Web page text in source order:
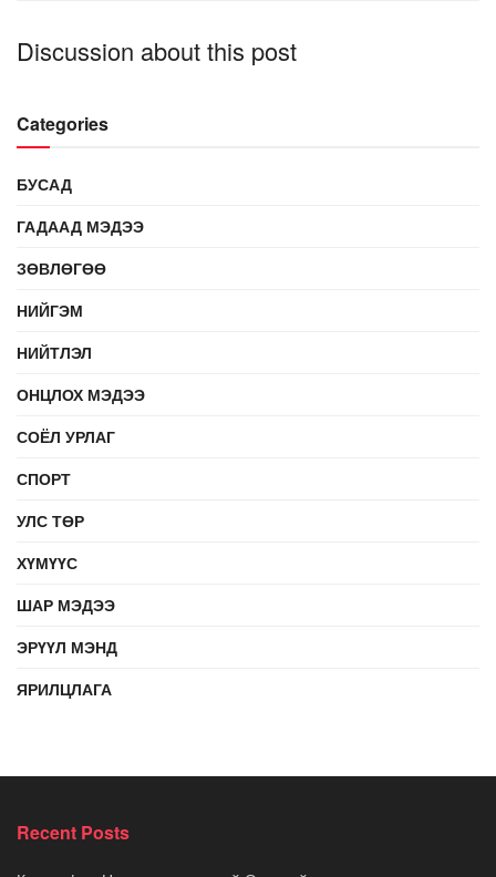
Discussion about this post
Categories
БУСАД
ГАДААД МЭДЭЭ
ЗӨВЛӨГӨӨ
НИЙГЭМ
НИЙТЛЭЛ
ОНЦЛОХ МЭДЭЭ
СОЁЛ УРЛАГ
СПОРТ
УЛС ТӨР
ХҮМҮҮС
ШАР МЭДЭЭ
ЭРҮҮЛ МЭНД
ЯРИЛЦЛАГА
Recent Posts